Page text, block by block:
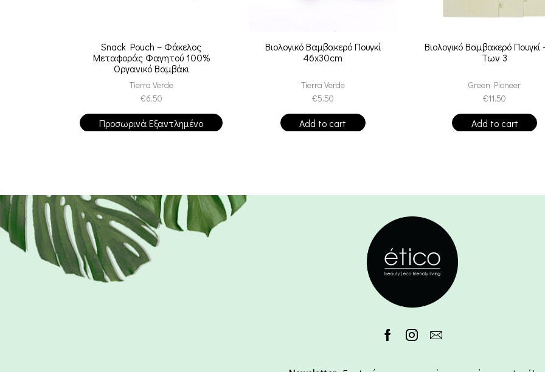
Snack Pouch – Φάκελος
Μεταφοράς Φαγητού 100%
Οργανικό Βαμβάκι
Tierra Verde
€6.50
Προσωρινά Εξαντλημένο
Βιολογικό Βαμβακερό Πουγκί
46x30cm
Tierra Verde
€5.50
Add to cart
Βιολογικό Βαμβακερό Πουγκί
Των 3
Green Pioneer
€11.50
Add to cart